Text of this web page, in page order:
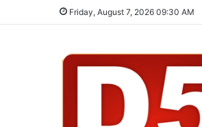
Friday, August 7, 2026 09:30 AM